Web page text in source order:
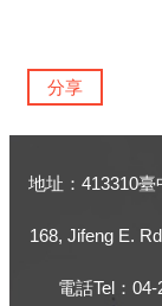
分享
地址：413310
168, Jifeng E.
電話Tel：